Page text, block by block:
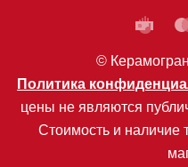
©
Политика
цены не являются
Стоимость и наличие